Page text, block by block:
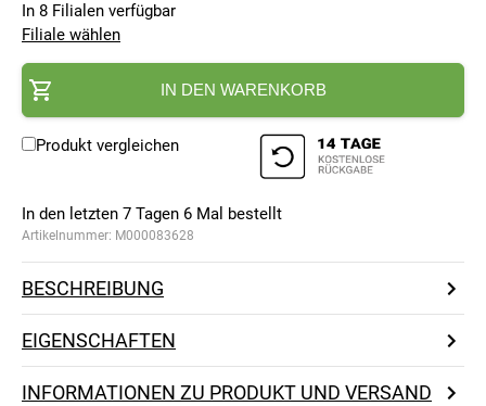
In 8 Filialen verfügbar
Filiale wählen
IN DEN WARENKORB
Produkt vergleichen
In den letzten 7 Tagen 6 Mal bestellt
Artikelnummer: M000083628
BESCHREIBUNG
EIGENSCHAFTEN
INFORMATIONEN ZU PRODUKT UND VERSAND